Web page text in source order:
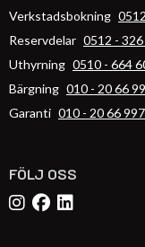
Verkstadsbokning
Reservdelar 0512 -
Uthyrning 0510 - 664
Bärgning 010 - 20 66
Garanti 010 - 20 66 997
FÖLJ OSS